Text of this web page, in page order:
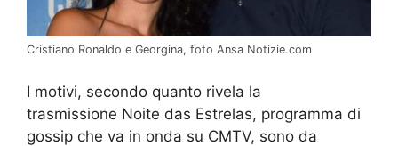
Cristiano Ronaldo e Georgina, foto Ansa Notizie.com
I motivi, secondo quanto rivela la
trasmissione Noite das Estrelas, programma di
gossip che va in onda su CMTV, sono da